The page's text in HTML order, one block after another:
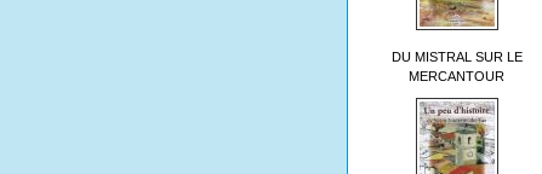
DU MISTRAL SUR LE
MERCANTOUR